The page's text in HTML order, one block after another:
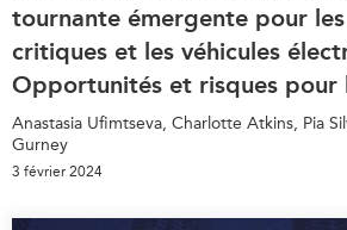
tournante émergente pour
critiques et les véhicules
Opportunités et risques pour
Anastasia Ufimtseva, Charlotte Atkins, Pia
Gurney
3 février 2024